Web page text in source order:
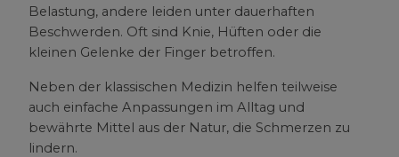
Belastung, andere leiden unter dauerhaften
Beschwerden. Oft sind Knie, Hüften oder die
kleinen Gelenke der Finger betroffen.
Neben der klassischen Medizin helfen teilweise
auch einfache Anpassungen im Alltag und
bewährte Mittel aus der Natur, die Schmerzen zu
lindern.